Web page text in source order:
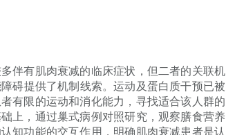
伴有肌肉衰减的临床症状，但二者的关联机
碍提供了机制线索。运动及蛋白质干预已被
有限的运动和消化能力，寻找适合该人群的
上，通过巢式病例对照研究，观察膳食营养
知功能的交互作用，明确肌肉衰减患者是认